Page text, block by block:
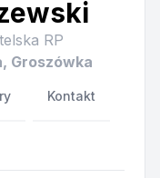
RP
Groszówka
Kontakt